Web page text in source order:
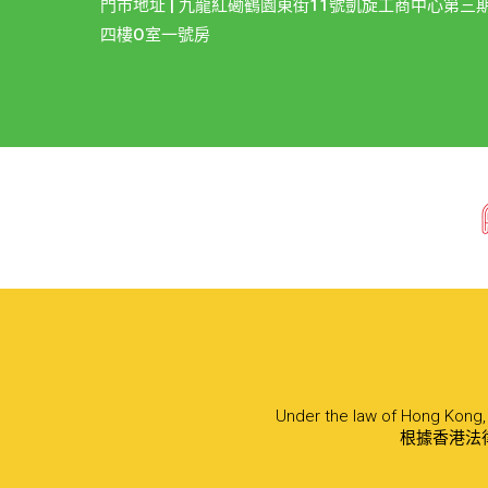
門市地址 | 九龍紅磡鶴園東街11號凱旋工商中心第三
四樓O室一號房
Under the law of Hong
根據香港法